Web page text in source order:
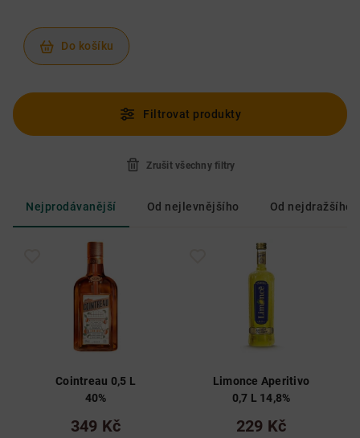
Do košíku
Filtrovat produkty
Zrušit všechny filtry
Nejprodávanější Od nejlevnějšího Od nejdražšího
Cointreau 0,5 L
40%
349 Kč
Limonce Aperitivo
0,7 L 14,8%
229 Kč